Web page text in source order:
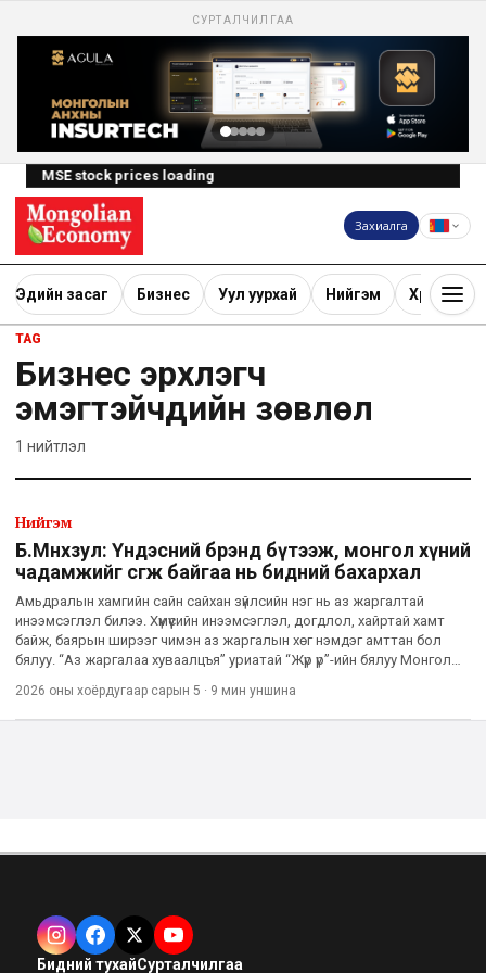
СУРТАЛЧИЛГАА
MSE stock prices loading
Захиалга
Эдийн засаг Бизнес Уул уурхай Нийгэм Хөрөнгө
TAG
Бизнес эрхлэгч
эмэгтэйчүүдийн зөвлөл
1 нийтлэл
Нийгэм
Б.Мөнхзул: Үндэсний брэнд бүтээж, монгол хүний
чадамжийг өсгөж байгаа нь бидний бахархал
Амьдралын хамгийн сайн сайхан зүйлсийн нэг нь аз жаргалтай
инээмсэглэл билээ. Хүмүүсийн инээмсэглэл, догдлол, хайртай хамт
байж, баярын ширээг чимэн аз жаргалын хөг нэмдэг амттан бол
бялуу. “Аз жаргалаа хуваалцъя” уриатай “Жүр үр”-ийн бялуу Монголын
2026 оны хоёрдугаар сарын 5 · 9 мин уншина
Бидний тухайСурталчилгаа